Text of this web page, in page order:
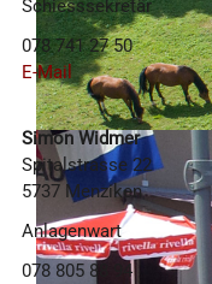
Schiesssekretär
078 741 27 50
E-Mail
Simon Widmer
Spitalstrasse 22
5737 Menziken
Anlagenwart
078 805 88 94